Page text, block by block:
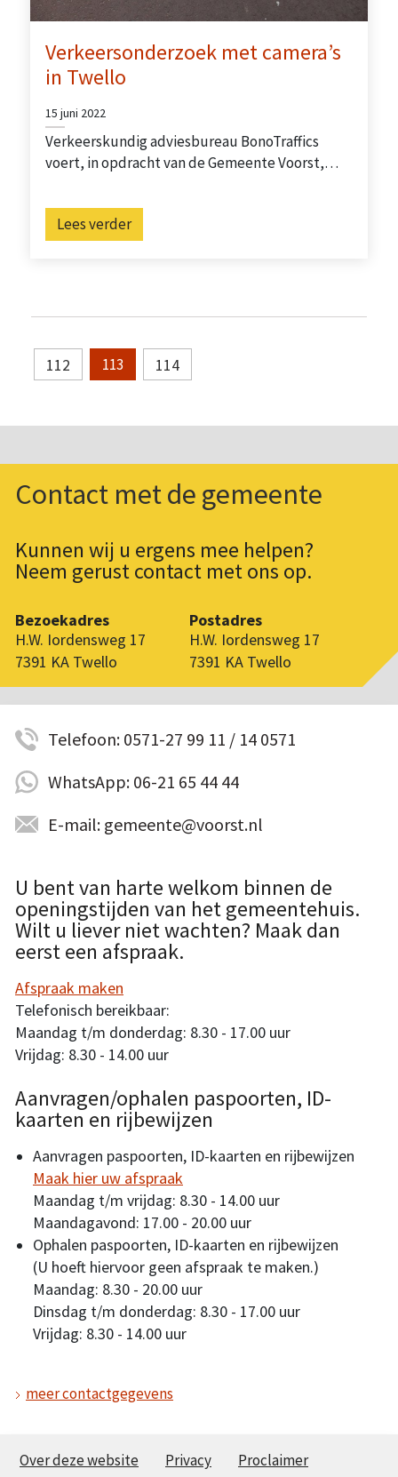
Verkeersonderzoek met camera’s
in Twello
15 juni 2022
Verkeerskundig adviesbureau BonoTraffics
voert, in opdracht van de Gemeente Voorst,…
Lees verder
112 113 114
Contact met de gemeente
Kunnen wij u ergens mee helpen?
Neem gerust contact met ons op.
Bezoekadres
H.W. Iordensweg 17
7391 KA Twello
Postadres
H.W. Iordensweg 17
7391 KA Twello
Telefoon: 0571-27 99 11 / 14 0571
WhatsApp: 06-21 65 44 44
E-mail: gemeente@voorst.nl
U bent van harte welkom binnen de
openingstijden van het gemeentehuis.
Wilt u liever niet wachten? Maak dan
eerst een afspraak.
Afspraak maken
Telefonisch bereikbaar:
Maandag t/m donderdag: 8.30 - 17.00 uur
Vrijdag: 8.30 - 14.00 uur
Aanvragen/ophalen paspoorten, ID-
kaarten en rijbewijzen
Aanvragen paspoorten, ID-kaarten en rijbewijzen
Maak hier uw afspraak
Maandag t/m vrijdag: 8.30 - 14.00 uur
Maandagavond: 17.00 - 20.00 uur
Ophalen paspoorten, ID-kaarten en rijbewijzen
(U hoeft hiervoor geen afspraak te maken.)
Maandag: 8.30 - 20.00 uur
Dinsdag t/m donderdag: 8.30 - 17.00 uur
Vrijdag: 8.30 - 14.00 uur
meer contactgegevens
Over deze website Privacy Proclaimer